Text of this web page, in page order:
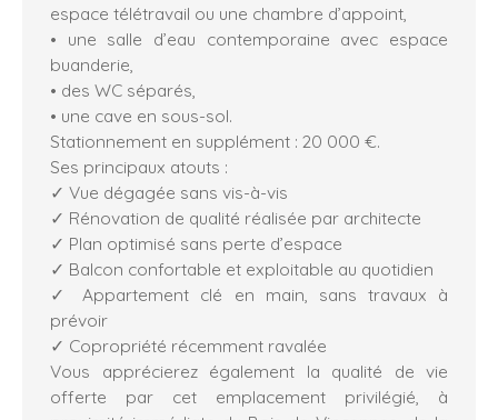
espace télétravail ou une chambre d’appoint,
• une salle d’eau contemporaine avec espace
buanderie,
• des WC séparés,
• une cave en sous-sol.
Stationnement en supplément : 20 000 €.
Ses principaux atouts :
✓ Vue dégagée sans vis-à-vis
✓ Rénovation de qualité réalisée par architecte
✓ Plan optimisé sans perte d’espace
✓ Balcon confortable et exploitable au quotidien
✓ Appartement clé en main, sans travaux à
prévoir
✓ Copropriété récemment ravalée
Vous apprécierez également la qualité de vie
offerte par cet emplacement privilégié, à